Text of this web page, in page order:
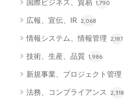
国際ビジネス、貿易 1,790
広報、宣伝、IR 2,068
情報システム、情報管理 2,187
技術、生産、品質 1,986
新規事業、プロジェクト管理
法務、コンプライアンス 2,318